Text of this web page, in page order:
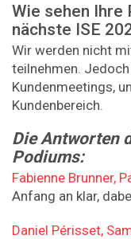
Wie sehen Ihre
nächste ISE
Wir werden nicht
teilnehmen.
Kundenmeetings,
Kundenbereich.
Die Antworten
Podiums:
Fabienne Brunner,
Anfang an klar,
Daniel Périsset,